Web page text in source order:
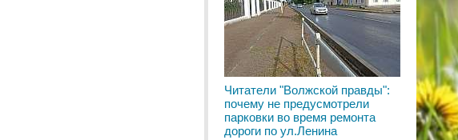
Читатели "Волжской правды":
почему не предусмотрели
парковки во время ремонта
дороги по ул.Ленина